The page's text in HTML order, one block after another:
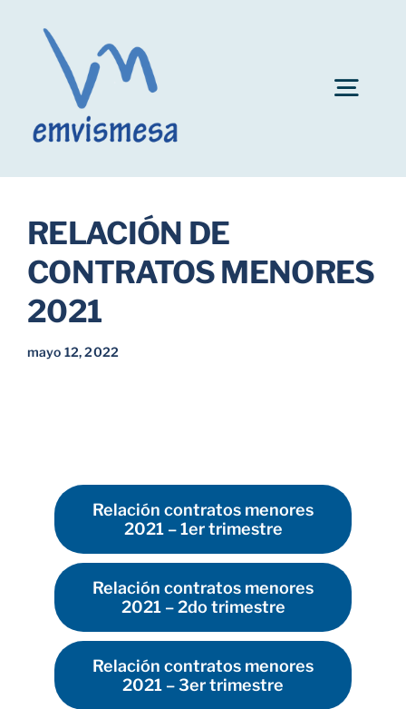
content
Ayuda al alquiler
Promociones
RELACIÓN DE
CONTRATOS MENORES
2021
mayo 12, 2022
Relación contratos menores
2021 – 1er trimestre
Relación contratos menores
2021 – 2do trimestre
Relación contratos menores
2021 – 3er trimestre